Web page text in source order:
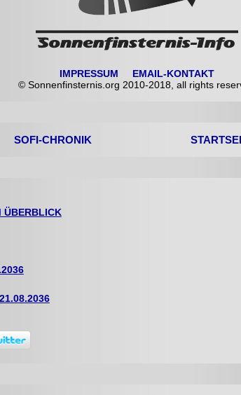
IMPRESSUM
EMAIL-KONTAKT
© Sonnenfinsternis.org 2010-2018, all rights
SOFI-CHRONIK
ÜBERBLICK